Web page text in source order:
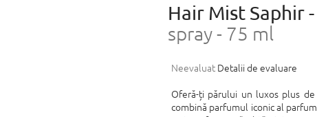
Hair Mist Saphir
spray - 75 ml
Evaluarea
a
produsului
Neevaluat Detalii de evaluare
Oferă-ți părului un luxos plus
combină parfumul iconic al